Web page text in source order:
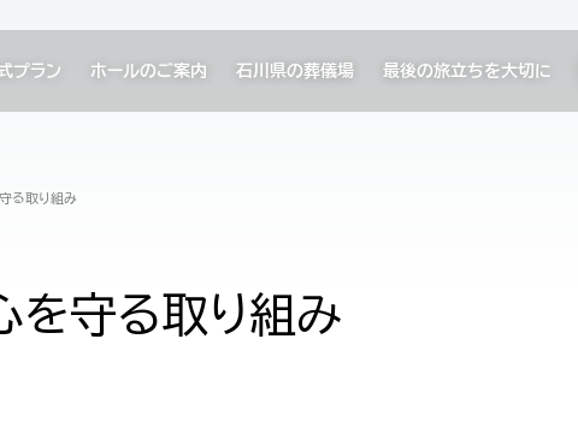
プラン ホールのご案内 石川県の葬儀場 最後の旅立ちを大切に
る取り組み
を守る取り組み